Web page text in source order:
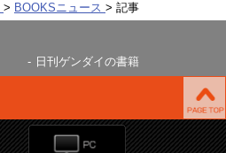
BOOKSニュース 記事
日刊ゲンダイの書籍